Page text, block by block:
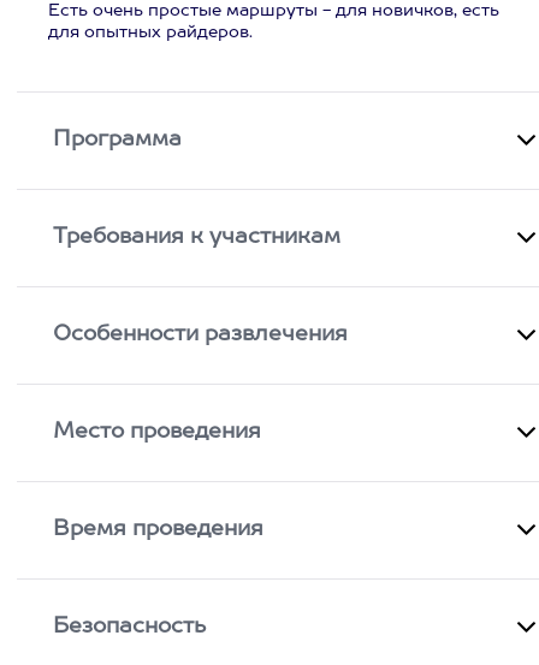
Есть очень простые маршруты - для новичков, есть
для опытных райдеров.
Программа
Требования к участникам
Особенности развлечения
Место проведения
Время проведения
Безопасность